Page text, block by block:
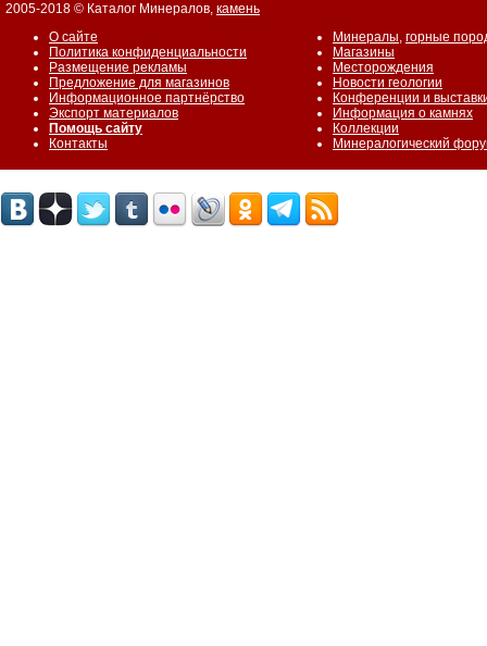
2005-2018 © Каталог Минералов, камень
О сайте
Политика конфиденциальности
Размещение рекламы
Предложение для магазинов
Информационное партнёрство
Экспорт материалов
Помощь сайту
Контакты
Минералы, горные
Магазины
Месторождения
Новости геологии
Конференции и
Информация о камнях
Коллекции
Минералогический